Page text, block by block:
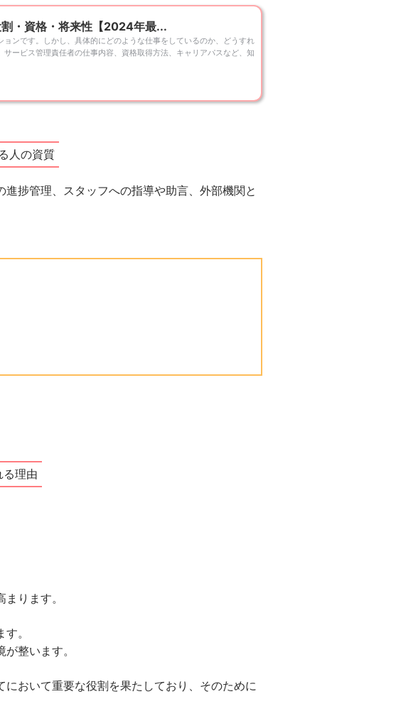
・資格・将来性【2024年最...
ンです。しかし、具体的にどのような仕事をしているのか、どうすれ
ービス管理責任者の仕事内容、資格取得方法、キャリアパスなど、知
人の資質
捗管理、スタッフへの指導や助言、外部機関と
理由
ります。
。
整います。
おいて重要な役割を果たしており、そのために